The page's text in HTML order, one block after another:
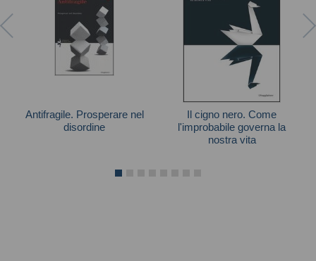
Antifragile. Prosperare nel
disordine
Il cigno nero. Come
l'improbabile governa la
nostra vita